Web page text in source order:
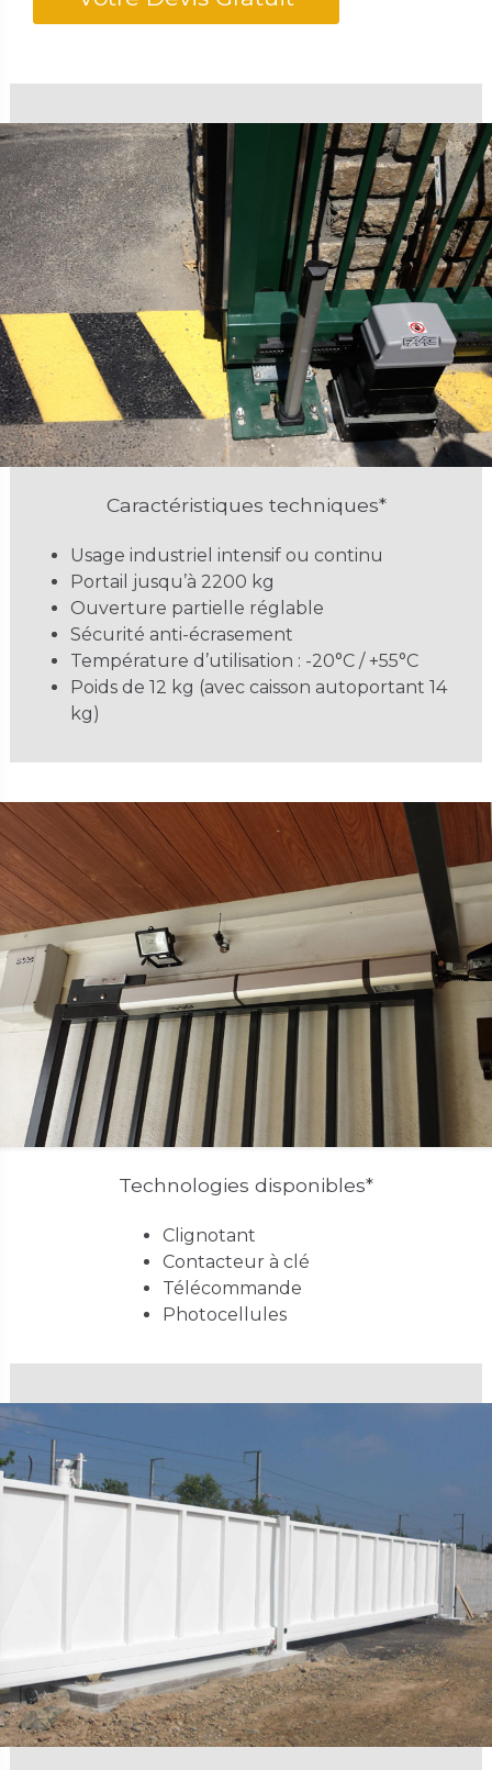
Caractéristiques techniques*
Usage industriel intensif ou continu
Portail jusqu’à 2200 kg
Ouverture partielle réglable
Sécurité anti-écrasement
Température d’utilisation : -20°C / +55°C
Poids de 12 kg (avec caisson autoportant 14
kg)
Technologies disponibles*
Clignotant
Contacteur à clé
Télécommande
Photocellules